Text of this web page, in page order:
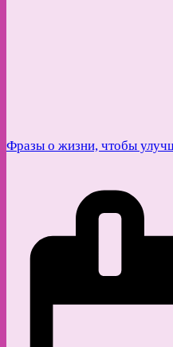
Фразы о жизни, чтобы